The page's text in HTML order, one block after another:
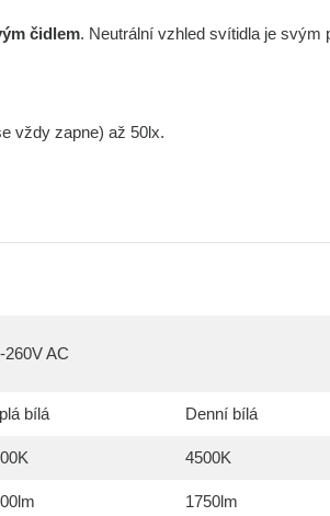
čidlem. Neutrální vzhled svítidla je svým
vždy zapne) až 50lx.
260V AC
bílá Denní bílá
4500K
1750lm